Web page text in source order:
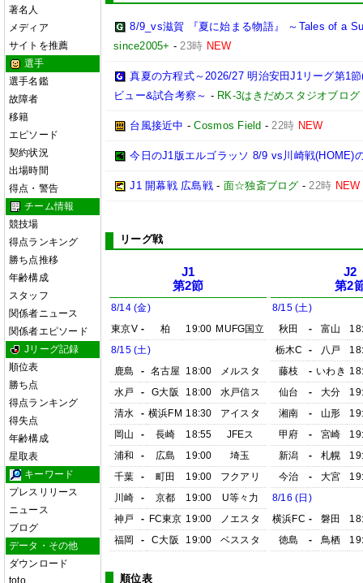
著名人
メディア
サイトを推薦
選手
選手名鑑
故障者
移籍
エピソード
契約状況
出場時間
得点・警告
チーム情報
競技場
得点ランキング
勝ち点推移
年齢構成
スタッフ
関係者ニュース
関係者エピソード
Jリーグ記録
順位表
勝ち点
得点ランキング
得失点
年齢構成
星取表
キーワード
プレスリリース
ニュース
ブログ
データ・その他
ダウンロード
toto
8/9_vs滋賀 『夏に始まる物語』 ～Tales of a
since2005+ -23時 NEW
真夏の方程式～2026/27 明治安田J1リーグ第1
ビュー&試合考察～ - RK-3はきだめスタジオブログ
台風接近中 -Cosmos Field -22時 NEW
今日のJ1版エルゴラッソ 8/9 vs川崎戦(HOME)
J1 開幕戦 広島戦- 面☆独斎ブログ -22時 NEW
リーグ戦
J1
第2節
8/14 (金)
東京V - 柏 19:00 MUFG国立
8/15 (土)
鹿島
- 名古屋 18:00
メルスタ
水戸
- G大阪 18:00
水戸信ス
清水
- 横浜FM 18:30
アイスタ
岡山
- 長崎 18:55
JFEス
浦和
- 広島 19:00
埼玉
千葉
- 町田 19:00
フクアリ
川崎
- 京都 19:00
U等々力
神戸
- FC東京 19:00
ノエスタ
福岡
- C大阪 19:00 ベススタ
J2
第2
8/15 (土)
秋田
- 富山
栃木C
- 八戸
藤枝
- いわき
仙台
- 大分
湘南
- 山形
甲府
- 宮崎
新潟
- 札幌
今治
- 大宮
8/16 (日)
横浜FC - 磐田
徳島
- 鳥栖
順位表